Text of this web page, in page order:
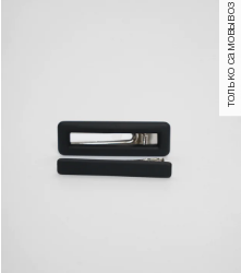
только самовывоз